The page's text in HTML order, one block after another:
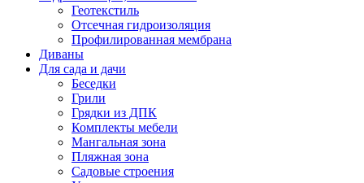
Геотекстиль
Отсечная гидроизоляция
Профилированная мембрана
Диваны
Для сада и дачи
Беседки
Грили
Грядки из ДПК
Комплекты мебели
Мангальная зона
Пляжная зона
Садовые строения